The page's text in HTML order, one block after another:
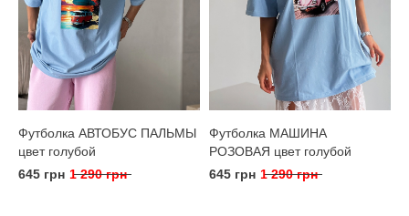
Футболка АВТОБУС ПАЛЬМЫ
цвет голубой
645 грн 1 290 грн
Футболка МАШИНА
РОЗОВАЯ цвет голубой
645 грн 1 290 грн